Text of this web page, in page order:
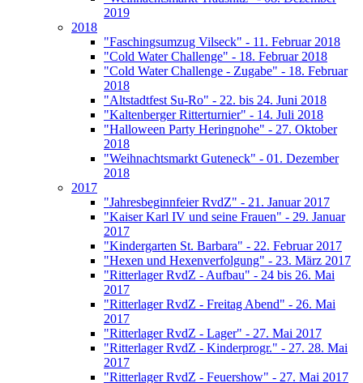
2019
2018
"Faschingsumzug Vilseck" - 11. Februar 2018
"Cold Water Challenge" - 18. Februar 2018
"Cold Water Challenge - Zugabe" - 18. Februar
2018
"Altstadtfest Su-Ro" - 22. bis 24. Juni 2018
"Kaltenberger Ritterturnier" - 14. Juli 2018
"Halloween Party Heringnohe" - 27. Oktober
2018
"Weihnachtsmarkt Guteneck" - 01. Dezember
2018
2017
"Jahresbeginnfeier RvdZ" - 21. Januar 2017
"Kaiser Karl IV und seine Frauen" - 29. Januar
2017
"Kindergarten St. Barbara" - 22. Februar 2017
"Hexen und Hexenverfolgung" - 23. März 2017
"Ritterlager RvdZ - Aufbau" - 24 bis 26. Mai
2017
"Ritterlager RvdZ - Freitag Abend" - 26. Mai
2017
"Ritterlager RvdZ - Lager" - 27. Mai 2017
"Ritterlager RvdZ - Kinderprogr." - 27. 28. Mai
2017
"Ritterlager RvdZ - Feuershow" - 27. Mai 2017